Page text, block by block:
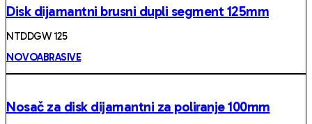
Disk dijamantni brusni dupli segment 125mm
NTDDGW 125
NOVOABRASIVE
Nosač za disk dijamantni za poliranje 100mm